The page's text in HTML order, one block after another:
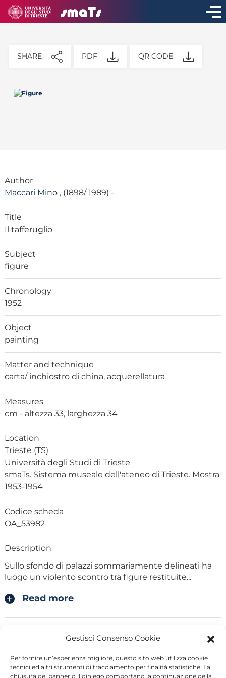
Gestisci Consenso Cookie
Per fornire un’esperienza migliore, questo sito web utilizza cookie
tecnici ed altri strumenti di tracciamento per finalità statistiche. La
chiusura del banner o il diniego comportano la continuazione della
SHARE PDF QR CODE
Author
Maccari Mino , (1898/ 1989) -
Title
Il tafferuglio
Subject
figure
Chronology
1952
Object
painting
Matter and technique
carta/ inchiostro di china, acquerellatura
Measures
cm - altezza 33, larghezza 34
Location
Trieste (TS)
Università degli Studi di Trieste
smaTs. Sistema museale dell'ateneo di Trieste. Mostra
1953-1954
Codice scheda
OA_53982
Description
Sullo sfondo di palazzi sommariamente delineati ha
luogo un violento scontro tra figure restituite...
Read more
Nicoletta Zanni (1910, p. 9) afferma come probabile